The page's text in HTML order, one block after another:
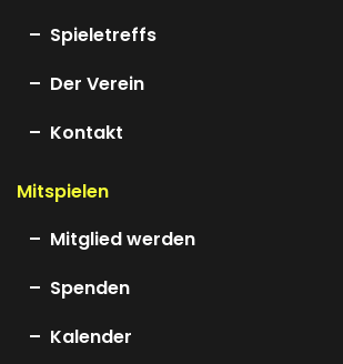
Spieletreffs
Der Verein
Kontakt
Mitspielen
Mitglied werden
Spenden
Kalender